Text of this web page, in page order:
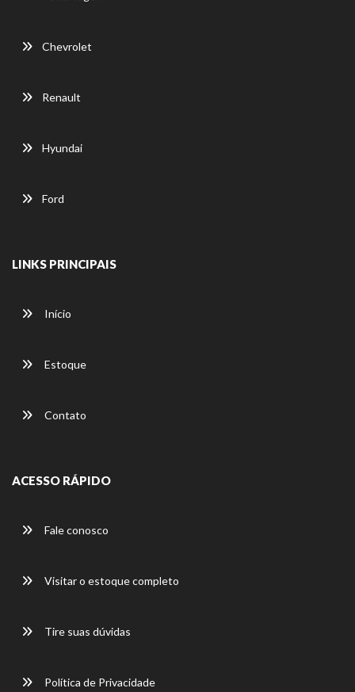
Chevrolet
Renault
Hyundai
Ford
LINKS PRINCIPAIS
Início
Estoque
Contato
ACESSO RÁPIDO
Fale conosco
Visitar o estoque completo
Tire suas dúvidas
Política de Privacidade